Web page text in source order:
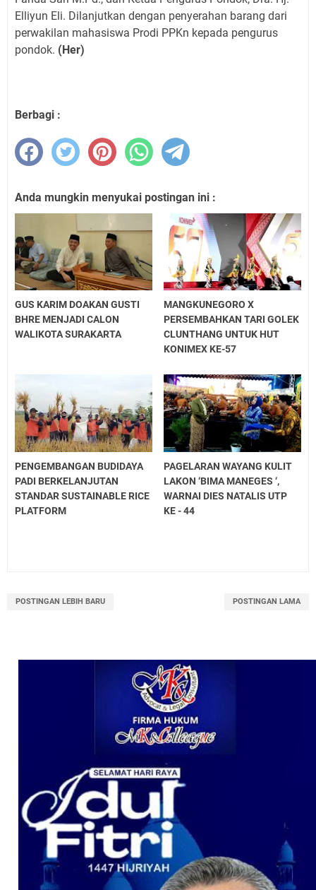
Elliyun Eli. Dilanjutkan dengan penyerahan barang dari
perwakilan mahasiswa Prodi PPKn kepada pengurus
pondok. (Her)
Berbagi :
Anda mungkin menyukai postingan ini :
GUS KARIM DOAKAN GUSTI
BHRE MENJADI CALON
WALIKOTA SURAKARTA
MANGKUNEGORO X
PERSEMBAHKAN TARI GOLEK
CLUNTHANG UNTUK HUT
KONIMEX KE-57
PENGEMBANGAN BUDIDAYA
PADI BERKELANJUTAN
STANDAR SUSTAINABLE RICE
PLATFORM
PAGELARAN WAYANG KULIT
LAKON ‘BIMA MANEGES ‘,
WARNAI DIES NATALIS UTP
KE - 44
POSTINGAN LEBIH BARU POSTINGAN LAMA